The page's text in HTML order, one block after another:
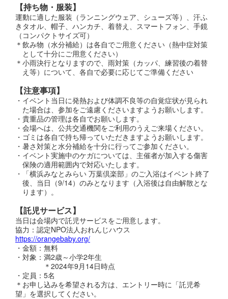
【持ち物・服装】
運動に適した服装（ランニングウェア、シューズ等）、汗ふ
きタオル、帽子、ハンカチ、着替え、スマートフォン、手鏡
（コンパクトサイズ可）
＊飲み物（水分補給）は各自でご用意ください（熱中症対策
として十分にご用意ください）
＊小雨決行となりますので、雨対策（カッパ、練習後の着替
え等）について、各自で必要に応じてご準備ください
【注意事項】
・イベント当日に発熱および体調不良等の自覚症状が見られ
た場合は、参加をご遠慮くださいますようお願いします。
・貴重品の管理は各自でお願いします。
・会場へは、公共交通機関をご利用のうえご来場ください。
・ゴミは各自で持ち帰っていただきますようお願いします。
・暑さ対策と水分補給を十分に行ってご参加ください。
・イベント実施中のケガについては、主催者が加入する傷害
保険の適用範囲内で対応いたします。
・「横浜みなとみらい 万葉倶楽部」のご入浴はイベント終了
後、当日（9/14）のみとなります（入浴後は自由解散とな
ります）。
【託児サービス】
当日は会場内で託児サービスをご用意します。
協力：認定NPO法人おれんじハウス
https://orangebaby.org/
・金額：無料
・対象：満2歳～小学2年生
＊2024年9月14日時点
・定員：5名
＊お申し込みを希望される方は、エントリー時に「託児希
望」を選択してください。